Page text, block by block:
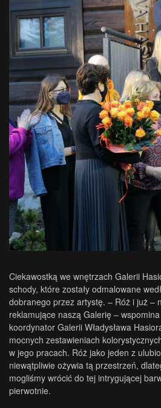
Ciekawostką we wnętrzach Galerii
schody, które zostały odmalowane
dobranego przez artystę. – Róż i już –
reklamujące naszą Galerię –
koordynator Galerii Władysława
mocnych zestawieniach
w jego pracach. Róż jako jeden z
niewątpliwie ożywia tą przestrzeń,
mogliśmy wrócić do tej intrygującej
pierwotnie.